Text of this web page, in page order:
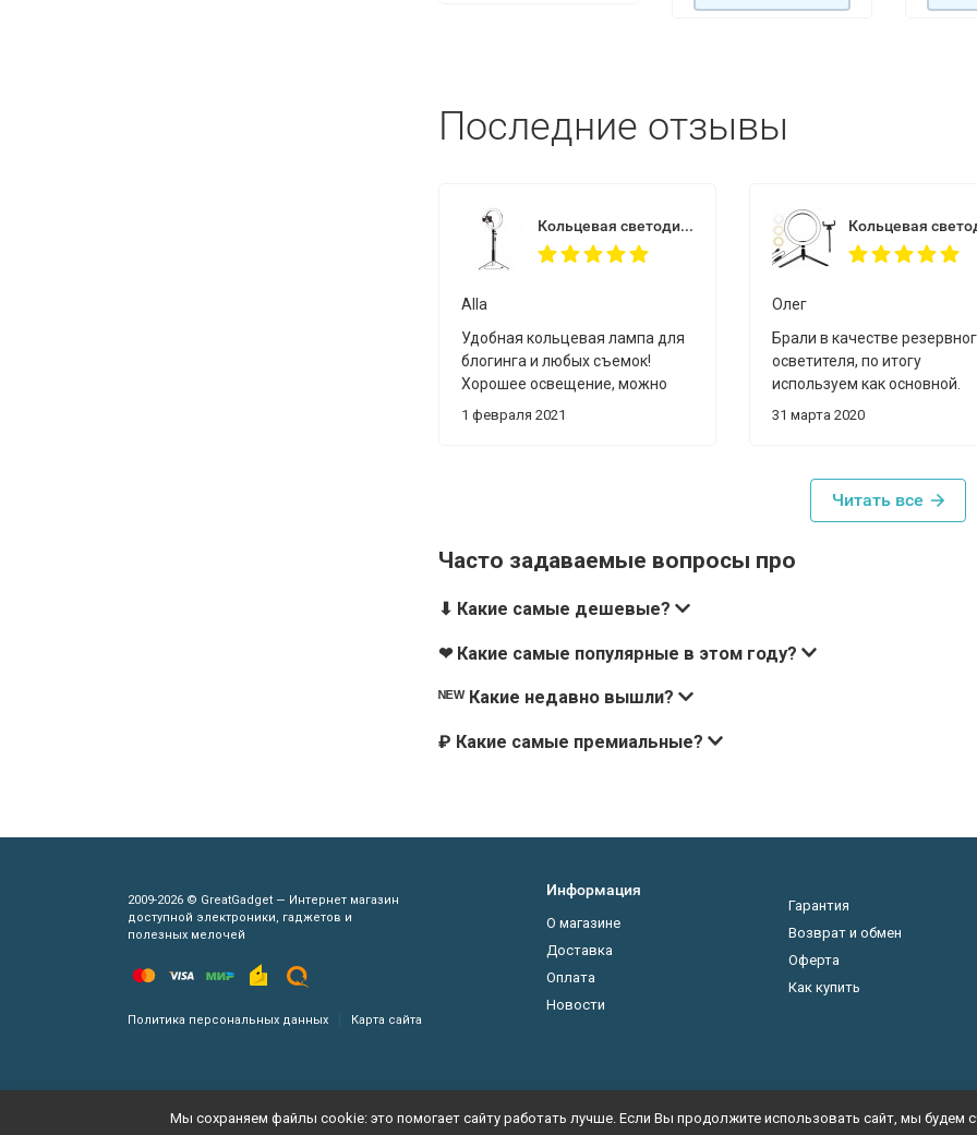
Последние отзывы
Кольцевая светодиодная лампа 26 см с держателем и штативом
Alla
Удобная кольцевая лампа для
блогинга и любых съемок!
Хорошее освещение, можно
регулировать температуру
1 февраля 2021
Олег
Брали в качестве
осветителя, по итогу
используем как основной.
Старый алиэкспрессовский
Прикрутили новое кольцо
штангу-штатив старого
и наслаждаемся. Спасибо
хорошую паковку!
31 марта 2020
Читать все
Часто задаваемые вопросы про
⬇ Какие самые дешевые?
❤ Какие самые популярные в этом году?
ᴺᴱᵂ Какие недавно вышли?
₽ Какие самые премиальные?
2009-2026 © GreatGadget — Интернет магазин
доступной электроники, гаджетов и
полезных мелочей
Политика персональных данных Карта сайта
Информация
О магазине
Доставка
Оплата
Новости
Гарантия
Возврат и обмен
Оферта
Как купить
Мы сохраняем файлы cookie: это помогает сайту работать лучше. Если Вы продолжите использовать сайт, мы будем